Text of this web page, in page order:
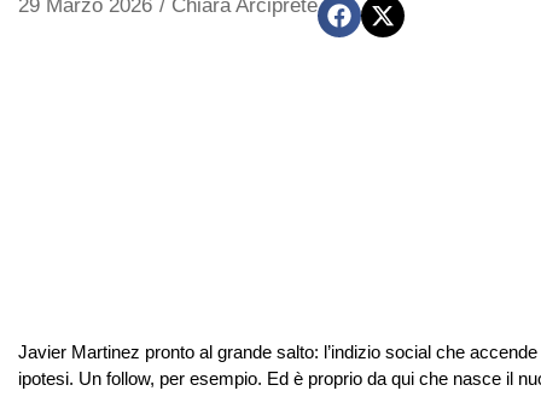
29 Marzo 2026 / Chiara Arciprete
Javier Martinez pronto al grande salto: l’indizio social che
ipotesi. Un follow, per esempio. Ed è proprio da qui che nasce il